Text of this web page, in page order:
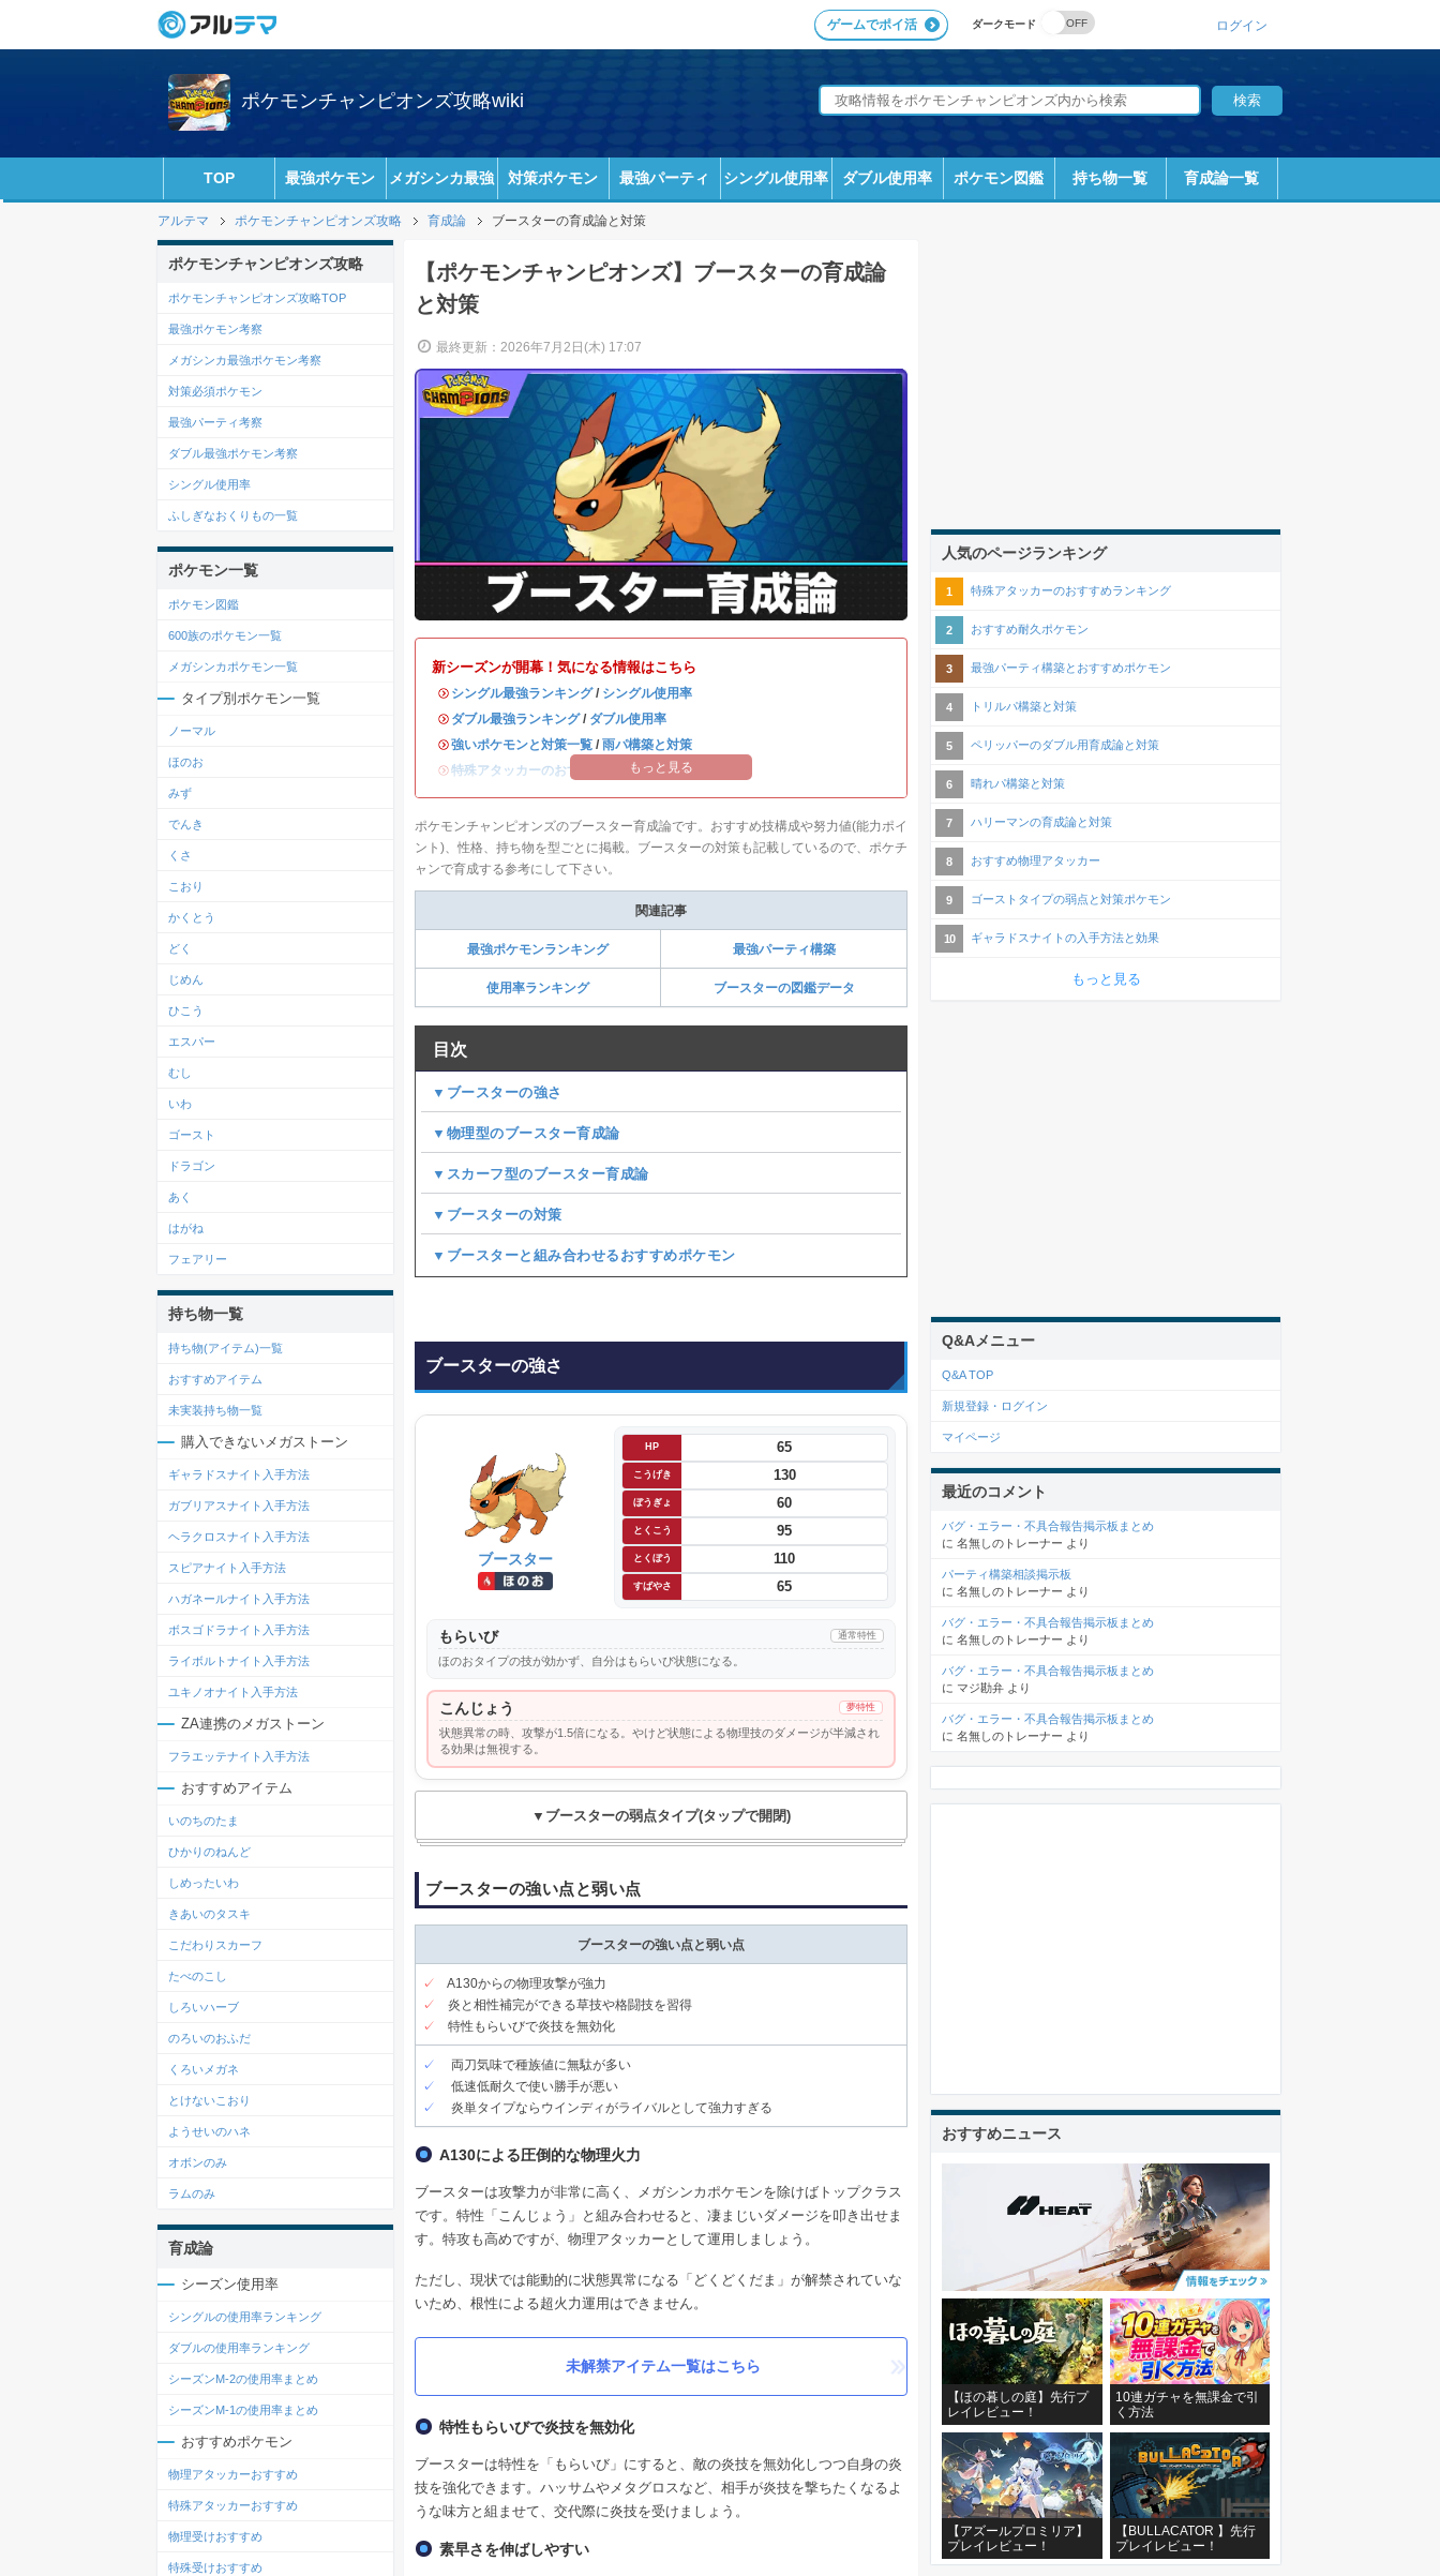
ダークモード
ゲームでポイ活 ログイン
ポケモンチャンピオンズ攻略wiki
TOP 最強ポケモン メガシンカ最強 対策ポケモン 最強パーティ シングル使用率 ダブル使用率 ポケモン図鑑 持ち物一覧 育成論一覧
アルテマ ポケモンチャンピオンズ攻略 育成論 ブースターの育成論と対策
【ポケモンチャンピオンズ】ブースターの育成論
と対策
最終更新：2026年7月2日(木) 17:07
新シーズンが開幕！気になる情報はこちら
・ シングル最強ランキング/ シングル使用率
・ ダブル最強ランキング/ ダブル使用率
・強いポケモンと対策一覧 / 雨パ構築と対策
・特殊アタッカーのおすすめランキング
もっと見る
ポケモンチャンピオンズのブースター育成論です。おすすめ技構成や努力値(能力ポイ
ント)、性格、持ち物を型ごとに掲載。ブースターの対策も記載しているので、ポケチ
ャンで育成する参考にして下さい。
関連記事
最強ポケモンランキング 最強パーティ構築
使用率ランキング ブースターの図鑑データ
目次
▼ブースターの強さ
▼物理型のブースター育成論
▼スカーフ型のブースター育成論
▼ブースターの対策
▼ブースターと組み合わせるおすすめポケモン
ブースターの強さ
ブースター
HP 65
こうげき 130
ぼうぎょ 60
とくこう 95
とくぼう 110
すばやさ 65
もらいび 通常特性
ほのおタイプの技が効かず、自分はもらいび状態になる。
こんじょう 夢特性
状態異常の時、攻撃が1.5倍になる。やけど状態による物理技のダメージが半減され
る効果は無視する。
▼ブースターの弱点タイプ(タップで開閉)
ブースターの強い点と弱い点
ブースターの強い点と弱い点
✓ A130からの物理攻撃が強力
✓ 炎と相性補完ができる草技や格闘技を習得
✓ 特性もらいびで炎技を無効化
✓ 両刀気味で種族値に無駄が多い
✓ 低速低耐久で使い勝手が悪い
✓ 炎単タイプならウインディがライバルとして強力すぎる
A130による圧倒的な物理火力
ブースターは攻撃力が非常に高く、メガシンカポケモンを除けばトップクラス
です。特性「こんじょう」と組み合わせると、凄まじいダメージを叩き出せま
す。特攻も高めですが、物理アタッカーとして運用しましょう。
ただし、現状では能動的に状態異常になる「どくどくだま」が解禁されていな
いため、根性による超火力運用はできません。
未解禁アイテム一覧はこちら
特性もらいびで炎技を無効化
ブースターは特性を「もらいび」にすると、敵の炎技を無効化しつつ自身の炎
技を強化できます。ハッサムやメタグロスなど、相手が炎技を撃ちたくなるよ
うな味方と組ませて、交代際に炎技を受けましょう。
素早さを伸ばしやすい
ポケモンチャンピオンズ攻略
ポケモンチャンピオンズ攻略TOP
最強ポケモン考察
メガシンカ最強ポケモン考察
対策必須ポケモン
最強パーティ考察
ダブル最強ポケモン考察
シングル使用率
ふしぎなおくりもの一覧
ポケモン一覧
ポケモン図鑑
600族のポケモン一覧
メガシンカポケモン一覧
タイプ別ポケモン一覧
ノーマル
ほのお
みず
でんき
くさ
こおり
かくとう
どく
じめん
ひこう
エスパー
むし
いわ
ゴースト
ドラゴン
あく
はがね
フェアリー
持ち物一覧
持ち物(アイテム)一覧
おすすめアイテム
未実装持ち物一覧
購入できないメガストーン
ギャラドスナイト入手方法
ガブリアスナイト入手方法
ヘラクロスナイト入手方法
スピアナイト入手方法
ハガネールナイト入手方法
ボスゴドラナイト入手方法
ライボルトナイト入手方法
ユキノオナイト入手方法
ZA連携のメガストーン
フラエッテナイト入手方法
おすすめアイテム
いのちのたま
ひかりのねんど
しめったいわ
きあいのタスキ
こだわりスカーフ
たべのこし
しろいハーブ
のろいのおふだ
くろいメガネ
とけないこおり
ようせいのハネ
オボンのみ
ラムのみ
育成論
シーズン使用率
シングルの使用率ランキング
ダブルの使用率ランキング
シーズンM-2の使用率まとめ
シーズンM-1の使用率まとめ
おすすめポケモン
物理アタッカーおすすめ
特殊アタッカーおすすめ
物理受けおすすめ
特殊受けおすすめ
人気のページランキング
特殊アタッカーのおすすめランキング
おすすめ耐久ポケモン
最強パーティ構築とおすすめポケモン
トリルパ構築と対策
ペリッパーのダブル用育成論と対策
晴れパ構築と対策
ハリーマンの育成論と対策
おすすめ物理アタッカー
ゴーストタイプの弱点と対策ポケモン
ギャラドスナイトの入手方法と効果
もっと見る
Q&Aメニュー
Q&A TOP
新規登録・ログイン
マイページ
最近のコメント
バグ・エラー・不具合報告掲示板まとめ
に 名無しのトレーナー より
パーティ構築相談掲示板
に 名無しのトレーナー より
バグ・エラー・不具合報告掲示板まとめ
に 名無しのトレーナー より
バグ・エラー・不具合報告掲示板まとめ
に マジ勘弁 より
バグ・エラー・不具合報告掲示板まとめ
に 名無しのトレーナー より
おすすめニュース
【ほの暮しの庭】先行プ
レイレビュー！
10連ガチャを無課金で引
く方法
【アズールプロミリア】
プレイレビュー！
【BULLACATOR 】先行
プレイレビュー！